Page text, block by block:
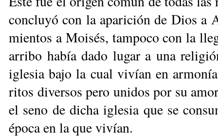
con­clu­yó con la apa­ri­ción de Dios a
mien­tos a Moi­sés, tam­po­co con la
arri­bo ha­bía da­do lu­gar a una
igle­sia ba­jo la cual vi­vían en
ri­tos di­ver­sos pe­ro uni­dos por su
el se­no de di­cha igle­sia que se
épo­ca en la que vi­vían.